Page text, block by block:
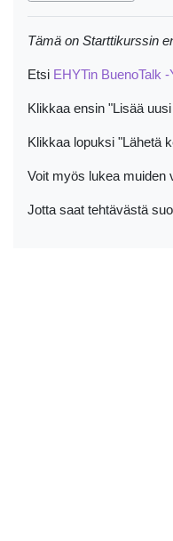
Tämä on Starttikurssin
Etsi EHYTin BuenoTalk
Klikkaa ensin "Lisää
Klikkaa lopuksi "Lähetä
Voit myös lukea muiden
Jotta saat tehtävästä